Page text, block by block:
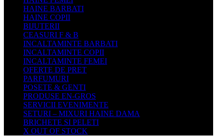
HAINE BARBATI
HAINE COPII
BIJUTERII
CEASURI F & B
INCALTAMINTE BARBATI
INCALTAMINTE COPII
INCALTAMINTE FEMEI
OFERTE DE PRET
PARFUMURI
POSETE & GENTI
PRODUSE EN-GROS
SERVICII EVENIMENTE
SETURI – MIXURI HAINE DAMA
BRICHETE SI PELETI
X OUT OF STOCK